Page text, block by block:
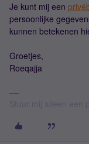
Je kunt mij een
persoonlijke
kunnen betekenen
Groetjes,
Roeqajja